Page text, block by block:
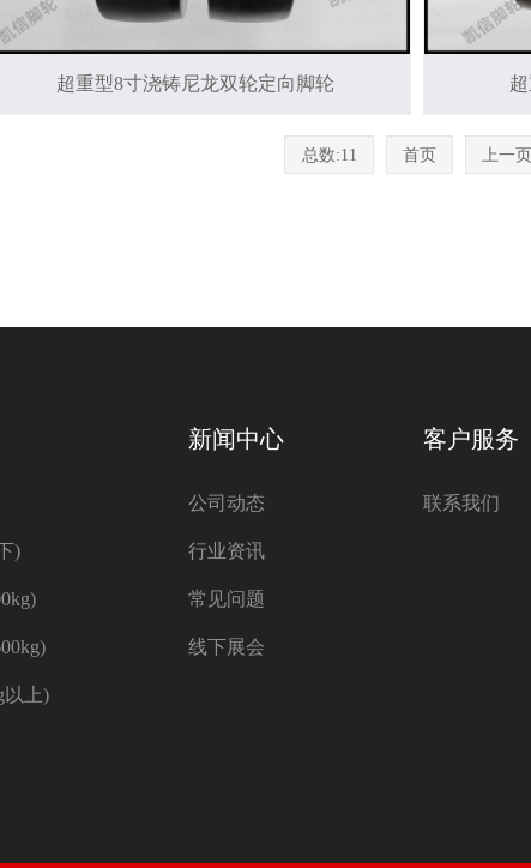
超重型8寸浇铸尼龙双轮定向脚轮
总数:11 首页 上一页
)
以上)
新闻中心
公司动态
行业资讯
常见问题
线下展会
客户服务
联系我们